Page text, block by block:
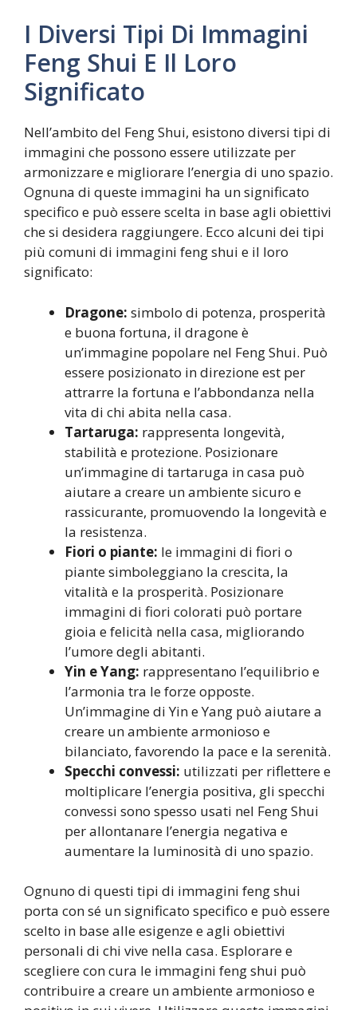
I Diversi Tipi Di Immagini
Feng Shui E Il Loro
Significato
Nell’ambito del Feng Shui, esistono diversi tipi di
immagini che possono essere utilizzate per
armonizzare e migliorare l’energia di uno spazio.
Ognuna di queste immagini ha un significato
specifico e può essere scelta in base agli obiettivi
che si desidera raggiungere. Ecco alcuni dei tipi
più comuni di immagini feng shui e il loro
significato:
Dragone: simbolo di potenza, prosperità
e buona fortuna, il dragone è
un’immagine popolare nel Feng Shui. Può
essere posizionato in direzione est per
attrarre la fortuna e l’abbondanza nella
vita di chi abita nella casa.
Tartaruga: rappresenta longevità,
stabilità e protezione. Posizionare
un’immagine di tartaruga in casa può
aiutare a creare un ambiente sicuro e
rassicurante, promuovendo la longevità e
la resistenza.
Fiori o piante: le immagini di fiori o
piante simboleggiano la crescita, la
vitalità e la prosperità. Posizionare
immagini di fiori colorati può portare
gioia e felicità nella casa, migliorando
l’umore degli abitanti.
Yin e Yang: rappresentano l’equilibrio e
l’armonia tra le forze opposte.
Un’immagine di Yin e Yang può aiutare a
creare un ambiente armonioso e
bilanciato, favorendo la pace e la serenità.
Specchi convessi: utilizzati per riflettere e
moltiplicare l’energia positiva, gli specchi
convessi sono spesso usati nel Feng Shui
per allontanare l’energia negativa e
aumentare la luminosità di uno spazio.
Ognuno di questi tipi di immagini feng shui
porta con sé un significato specifico e può essere
scelto in base alle esigenze e agli obiettivi
personali di chi vive nella casa. Esplorare e
scegliere con cura le immagini feng shui può
contribuire a creare un ambiente armonioso e